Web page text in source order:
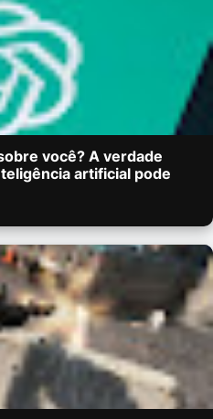
você? A verdade
artificial pode